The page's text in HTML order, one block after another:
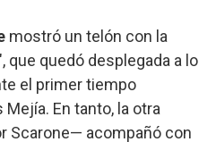
mostró un telón con la
que quedó desplegada a lo
el primer tiempo
En tanto, la otra
Scarone— acompañó con